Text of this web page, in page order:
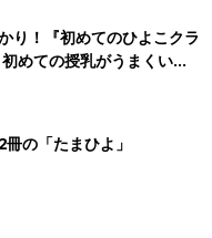
り！『初めてのひよこクラ
めての授乳がうまくい
本と夏のトラブル 解決テ
の「たまひよ」